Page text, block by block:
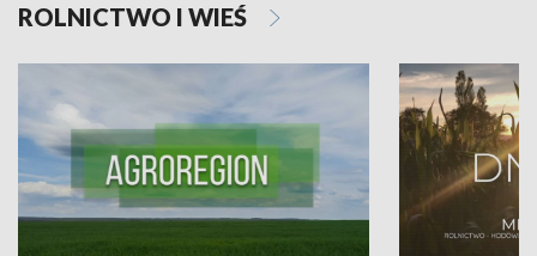
ROLNICTWO I WIEŚ